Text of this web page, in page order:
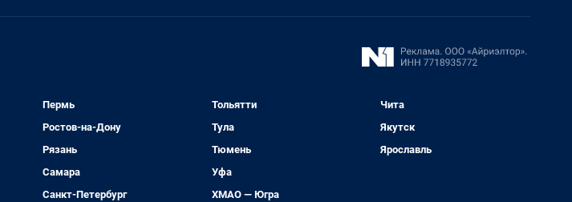
Пермь
Ростов-на-Дону
Рязань
Самара
Санкт-Петербург
Тольятти
Тула
Тюмень
Уфа
ХМАО — Югра
Чита
Якутск
Ярославль